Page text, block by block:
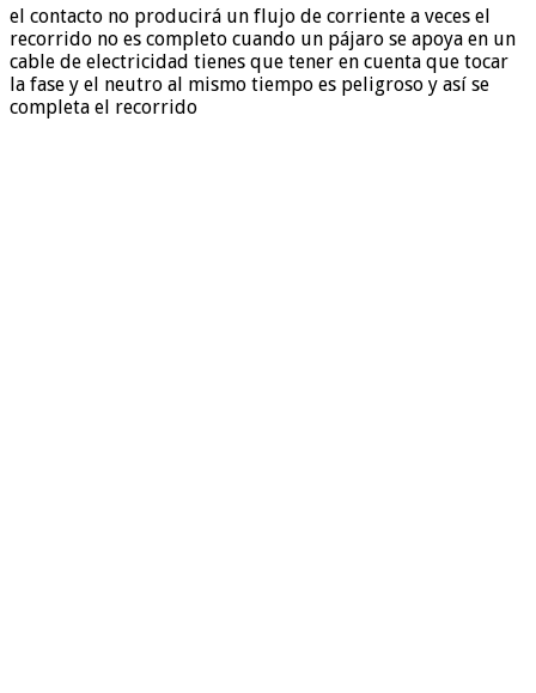
el contacto no producirá un flujo de corriente a veces el
recorrido no es completo cuando un pájaro se apoya en un
cable de electricidad tienes que tener en cuenta que tocar
la fase y el neutro al mismo tiempo es peligroso y así se
completa el recorrido